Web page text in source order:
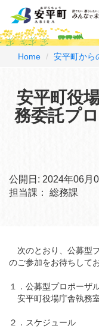
Home 安平町から
安平町役
務委託プ
公開日: 2024年06月
担当課：
総務課
次のとおり、公募型
のご参加をお待ちして
１．公募型プロポーザ
安平町役場庁舎執務
２．スケジュール